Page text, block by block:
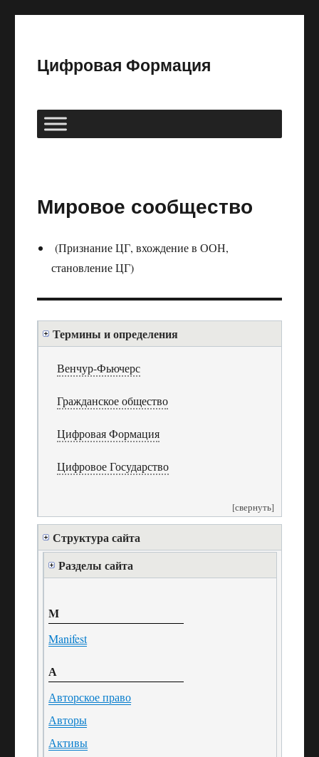
Цифровая Формация
Мировое сообщество
(Признание ЦГ, вхождение в ООН,
становление ЦГ)
Термины и определения
Венчур-Фьючерс
Гражданское общество
Цифровая Формация
Цифровое Государство
[свернуть]
Структура сайта
Разделы сайта
M
Manifest
А
Авторское право
Авторы
Активы